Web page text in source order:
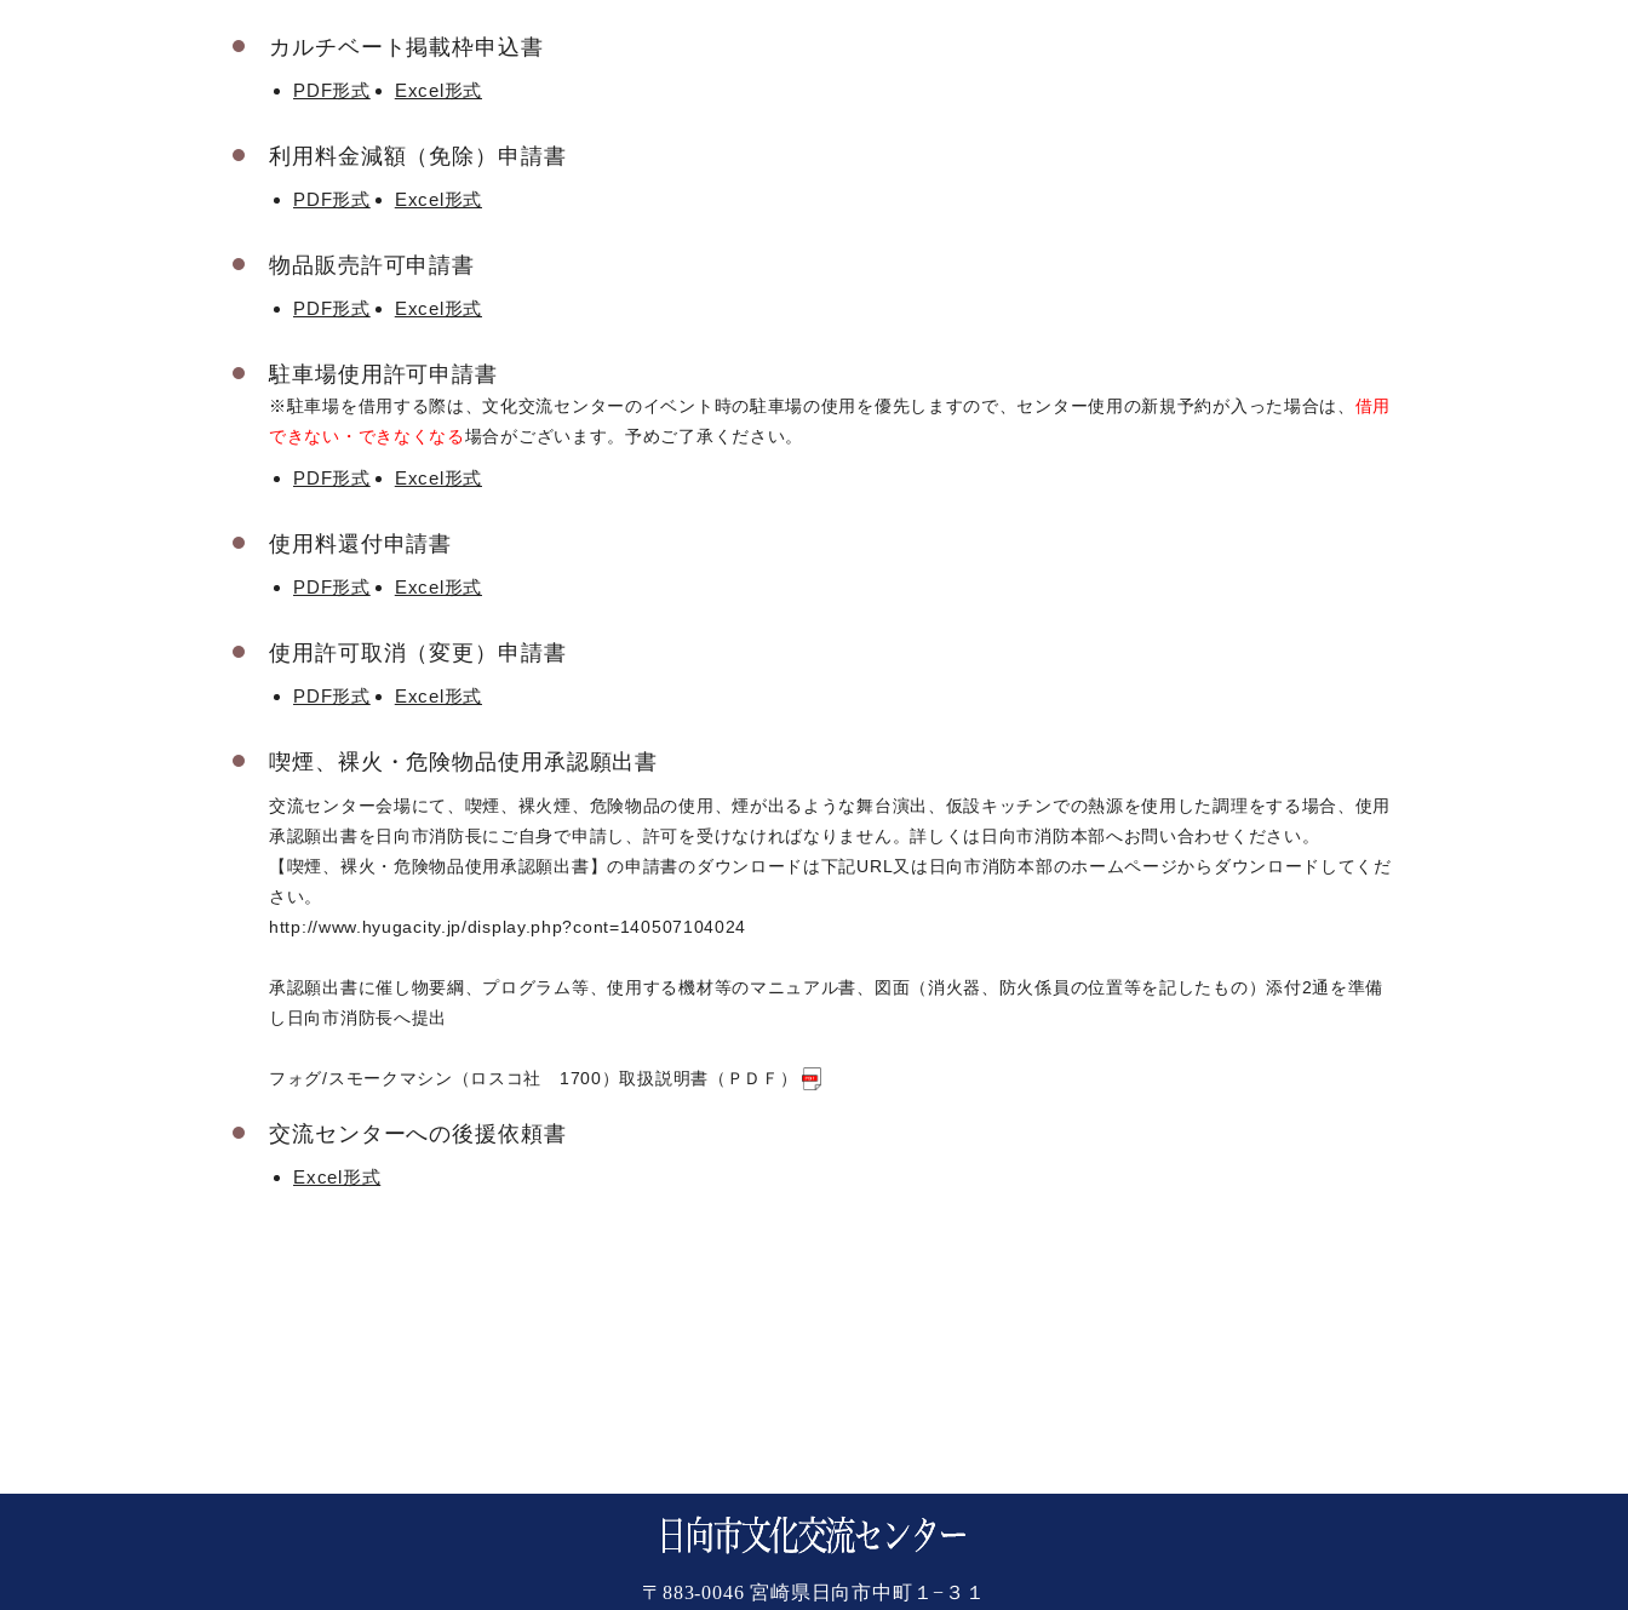
カルチベート掲載枠申込書
PDF形式 Excel形式
利用料金減額（免除）申請書
PDF形式 Excel形式
物品販売許可申請書
PDF形式 Excel形式
駐車場使用許可申請書
※駐車場を借用する際は、文化交流センターのイベント時の駐車場の使用を優先しますので、センター使用の新規予約が入った場合は、 借用
できない・できなくなる場合がございます。予めご了承ください。
PDF形式 Excel形式
使用料還付申請書
PDF形式 Excel形式
使用許可取消（変更）申請書
PDF形式 Excel形式
喫煙、裸火・危険物品使用承認願出書
交流センター会場にて、喫煙、裸火煙、危険物品の使用、煙が出るような舞台演出、仮設キッチンでの熱源を使用した調理をする場合、使用
承認願出書を日向市消防長にご自身で申請し、許可を受けなければなりません。詳しくは日向市消防本部へお問い合わせください。
【喫煙、裸火・危険物品使用承認願出書】の申請書のダウンロードは下記URL又は日向市消防本部のホームページからダウンロードしてくだ
さい。
http://www.hyugacity.jp/display.php?cont=140507104024
承認願出書に催し物要綱、プログラム等、使用する機材等のマニュアル書、図面（消火器、防火係員の位置等を記したもの）添付2通を準備
し日向市消防長へ提出
フォグ/スモークマシン（ロスコ社 1700）取扱説明書（ＰＤＦ）
交流センターへの後援依頼書
Excel形式
〒883-0046 宮崎県日向市中町１−３１